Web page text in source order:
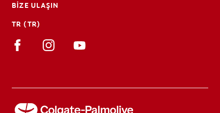
BIZE ULAŞIN
TR (TR)